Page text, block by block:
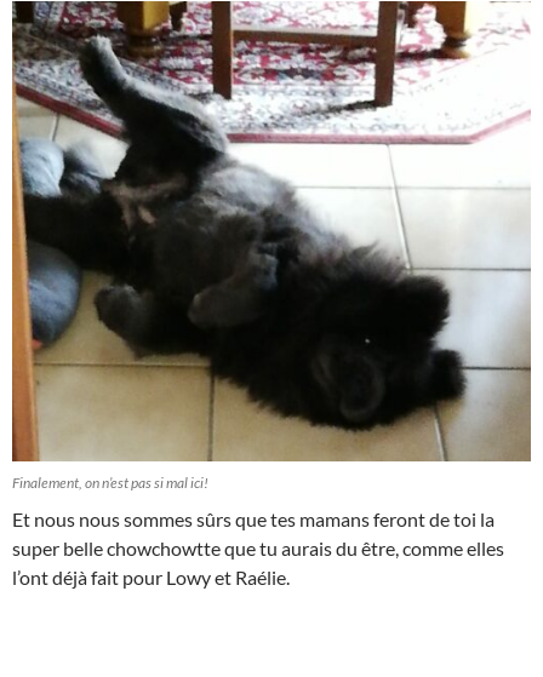
Finalement, on n’est pas si mal ici!
Et nous nous sommes sûrs que tes mamans feront de toi la
super belle chowchowtte que tu aurais du être, comme elles
l’ont déjà fait pour Lowy et Raélie.